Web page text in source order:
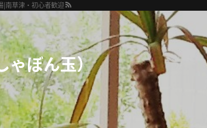
|南草津・初心者歓迎
ゃぼん玉）